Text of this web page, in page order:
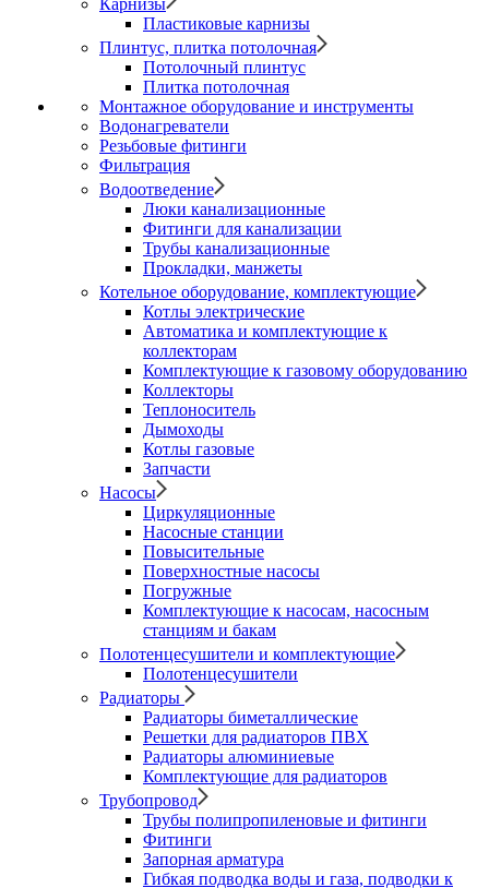
Карнизы
Пластиковые карнизы
Плинтус, плитка потолочная
Потолочный плинтус
Плитка потолочная
Монтажное оборудование и инструменты
Водонагреватели
Резьбовые фитинги
Фильтрация
Водоотведение
Люки канализационные
Фитинги для канализации
Трубы канализационные
Прокладки, манжеты
Котельное оборудование, комплектующие
Котлы электрические
Автоматика и комплектующие к
коллекторам
Комплектующие к газовому оборудованию
Коллекторы
Теплоноситель
Дымоходы
Котлы газовые
Запчасти
Насосы
Циркуляционные
Насосные станции
Повысительные
Поверхностные насосы
Погружные
Комплектующие к насосам, насосным
станциям и бакам
Полотенцесушители и комплектующие
Полотенцесушители
Радиаторы
Радиаторы биметаллические
Решетки для радиаторов ПВХ
Радиаторы алюминиевые
Комплектующие для радиаторов
Трубопровод
Трубы полипропиленовые и фитинги
Фитинги
Запорная арматура
Гибкая подводка воды и газа, подводки к